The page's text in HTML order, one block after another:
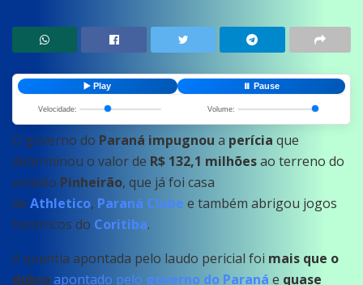
▶️ Play ⏸️ Pause
Velocidade: Volume:
O governo do Paraná impugnou a perícia que
determinou o valor de R$ 132,1 milhõesao terreno do
estádio Pinheirão, que já foi casa
de Athletico, Paraná Clube e também abrigou jogos
históricos do Coritiba.
A quantia apontada pelo laudo pericial foi mais que o
dobroapontado pelo governo do Paraná e quase